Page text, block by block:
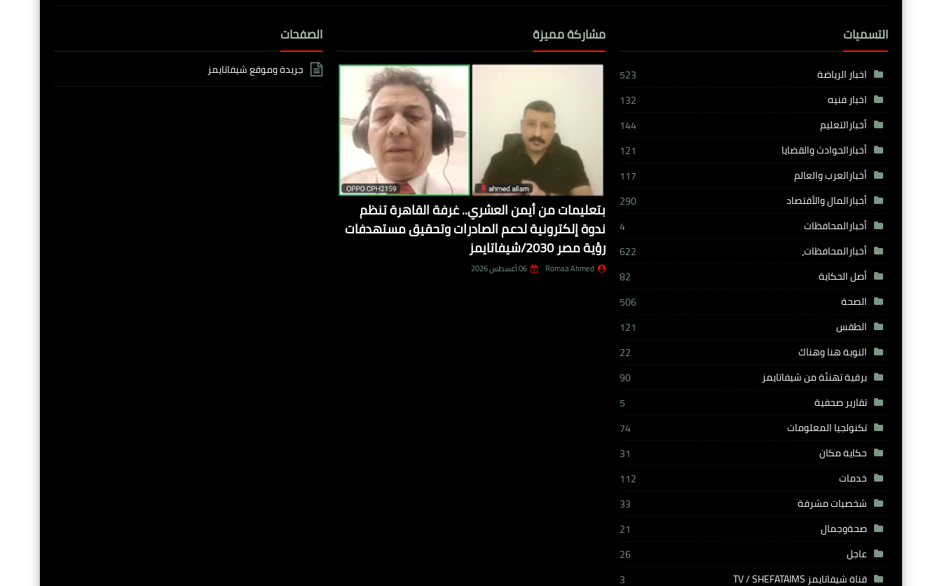
التسميات
اخبار الرياضة
523
اخبار فنيه
132
أخبارالتعليم
144
أخبارالحوادث والقضايا
121
أخبارالعرب والعالم
117
أخبارالمال والأقتصاد
290
أخبارالمحافظات
4
أخبارالمحافظات،
622
أصل الحكاية
82
الصحة
506
الطقس
121
النوبة هنا وهناك
22
برقية تهنئة من شيفاتايمز
90
تقارير صحفية
5
تكنولجيا المعلومات
74
حكاية مكان
31
خدمات
112
شخصيات مشرفة
33
صحةوجمال
21
عاجل
26
قناة شيفاتايمز TV / SHEFATAIMS
3
مشاركة مميزة
بتعليمات من أيمن العشري.. غرفة القاهرة تنظم
ندوة إلكترونية لدعم الصادرات وتحقيق مستهدفات
رؤية مصر 2030/شيفاتايمز
Romaa Ahmed 06 أغسطس 2026
الصفحات
جريدة وموقع شيفاتايمز